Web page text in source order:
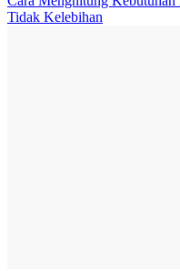
Tidak Kelebihan